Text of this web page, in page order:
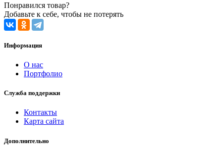
Понравился товар?
Добавьте к себе, чтобы не потерять
Информация
О нас
Портфолио
Служба поддержки
Контакты
Карта сайта
Дополнительно